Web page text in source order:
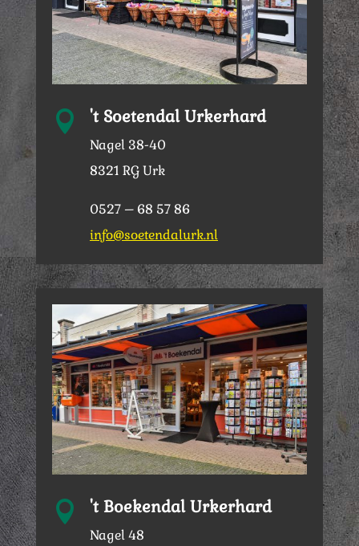
 't Soetendal Urkerhard
Nagel 38-40
8321 RG Urk
0527 – 68 57 86
info@soetendalurk.nl
 't Boekendal Urkerhard
Nagel 48